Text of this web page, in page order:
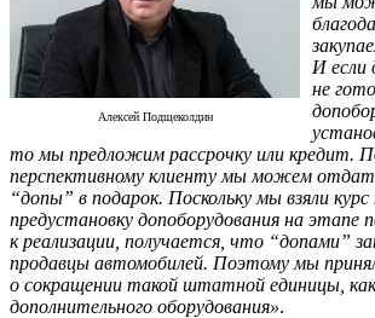
Алексей Подщеколдин
И если
не
то мы предложим рассрочку или кредит.
перспективному клиенту мы можем
“допы” в подарок. Поскольку мы взяли курс
предустановку допоборудования на этапе
к реализации, получается, что “допами”
продавцы автомобилей. Поэтому мы
о сокращении такой штатной единицы,
дополнительного оборудования».